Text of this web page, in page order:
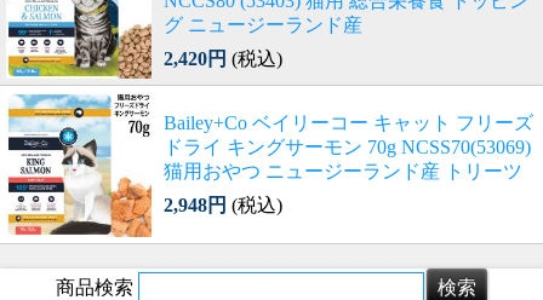
グ ニュージーランド産
2,420円 (税込)
Bailey+Co ベイリーコー キャット フリーズ
ドライ キングサーモン 70g NCSS70(53069)
猫用おやつ ニュージーランド産 トリーツ
2,948円 (税込)
商品検索